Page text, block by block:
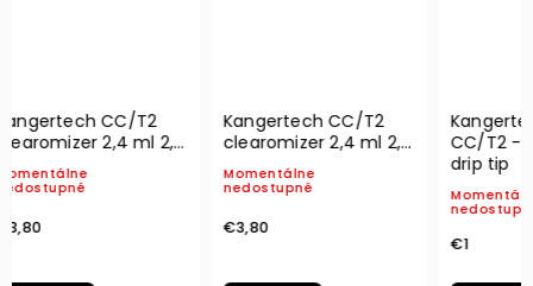
Kangertech CC/T2
clearomizer 2,4 ml 2,2
ohm - modrý
Momentálne
nedostupné
€3,80
Kangertech CC/T2
clearomizer 2,4 ml 2,2
ohm - čierny
Momentálne
nedostupné
€3,80
CC/
drip